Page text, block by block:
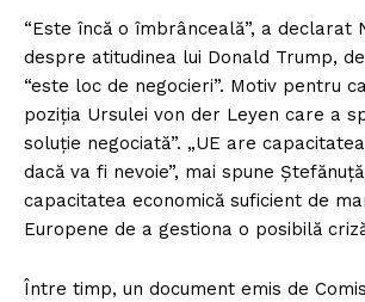
“Este încă o îmbrânceală”, a declarat
despre atitudinea lui Donald Trump,
“este loc de negocieri”. Motiv pentru
poziția Ursulei von der Leyen care a
soluție negociată”. „UE are
dacă va fi nevoie”, mai spune
capacitatea economică suficient de
Europene de a gestiona o posibilă
Între timp, un document emis de